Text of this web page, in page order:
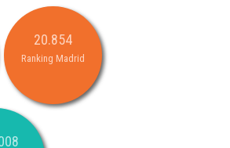
20.854
Ranking Madrid